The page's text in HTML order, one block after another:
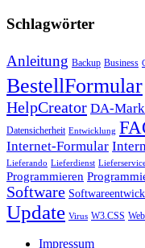
Schlagwörter
Anleitung Backup Business
BestellFormular
HelpCreator DA-
Datensicherheit Entwicklung
Internet-Formular
Lieferando Lieferdienst
Programmieren
Software
Update Virus W3.CSS
Impressum